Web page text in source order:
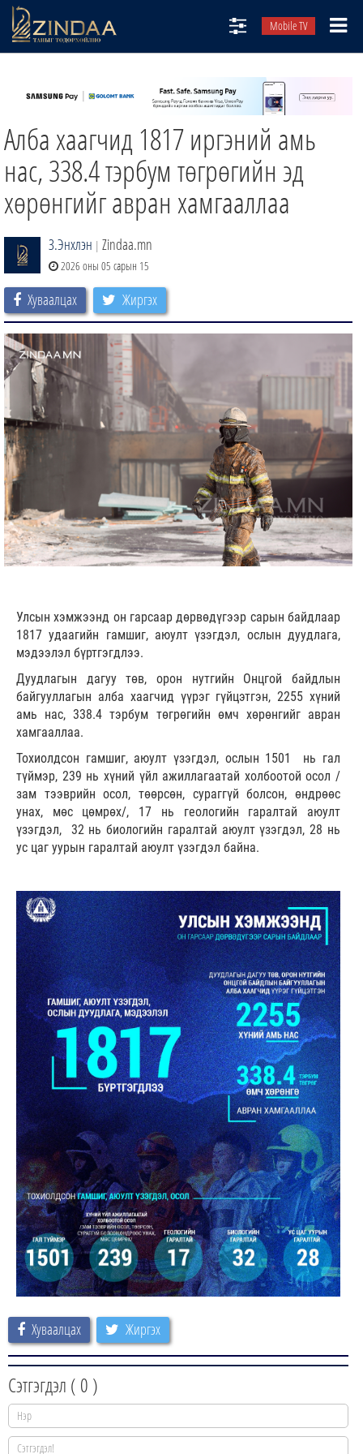
Mobile TV
ТВ8
ӨГЛӨӨНИЙ СОНИН
АУДИО ЗОХИОЛ
ЗИНДАА СЭТГҮҮЛ
Алба хаагчид 1817 иргэний амь
нас, 338.4 тэрбум төгрөгийн эд
хөрөнгийг авран хамгааллаа
З.Энхлэн | Zindaa.mn
2026 оны 05 сарын 15
Хуваалцах Жиргэх
Улсын хэмжээнд он гарсаар дөрвөдүгээр сарын байдлаар
1817 удаагийн гамшиг, аюулт үзэгдэл, ослын дуудлага,
мэдээлэл бүртгэгдлээ.
Дуудлагын дагуу төв, орон нутгийн Онцгой байдлын
байгууллагын алба хаагчид үүрэг гүйцэтгэн, 2255 хүний
амь нас, 338.4 тэрбум төгрөгийн өмч хөрөнгийг авран
хамгааллаа.
Тохиолдсон гамшиг, аюулт үзэгдэл, ослын 1501 нь гал
түймэр, 239 нь хүний үйл ажиллагаатай холбоотой осол /
зам тээврийн осол, төөрсөн, сураггүй болсон, өндрөөс
унах, мөс цөмрөх/, 17 нь геологийн гаралтай аюулт
үзэгдэл, 32 нь биологийн гаралтай аюулт үзэгдэл, 28 нь
ус цаг уурын гаралтай аюулт үзэгдэл байна.
Хуваалцах Жиргэх
Сэтгэгдэл ( 0 )